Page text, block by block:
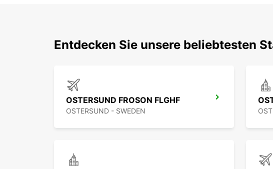
Entdecken Sie unsere beliebtesten
OSTERSUND FROSON FLGHF
OSTERSUND - SWEDEN